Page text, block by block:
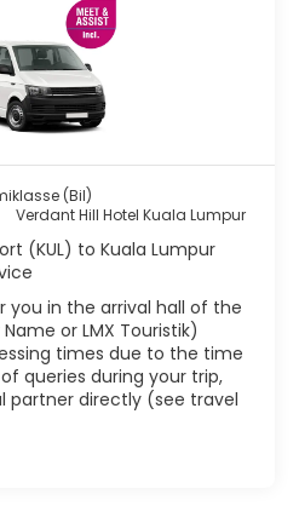
av gammel verdens
i den eldre delen av byen. Den
overalt gjør den til en
og gatene lyst opp
til en by av lys.
festivaler, kulturer og et
dynamiske byen har
(Bil)
Verdant Hill Hotel Kuala Lumpur
(KUL) to Kuala Lumpur
you in the arrival hall of the
or LMX Touristik)
times due to the time
queries during your trip,
partner directly (see travel